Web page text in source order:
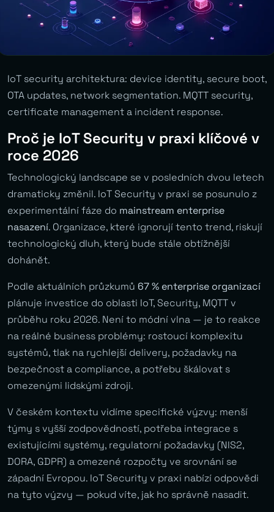
IoT security architektura: device identity, secure boot,
OTA updates, network segmentation. MQTT security,
certificate management a incident response.
Proč je IoT Security v praxi klíčové v
roce 2026
Technologický landscape se v posledních dvou letech
dramaticky změnil. IoT Security v praxi se posunulo z
experimentální fáze do mainstream enterprise
nasazení. Organizace, které ignorují tento trend, riskují
technologický dluh, který bude stále obtížnější
dohánět.
Podle aktuálních průzkumů 67 % enterprise organizací
plánuje investice do oblasti IoT, Security, MQTT v
průběhu roku 2026. Není to módní vlna — je to reakce
na reálné business problémy: rostoucí komplexitu
systémů, tlak na rychlejší delivery, požadavky na
bezpečnost a compliance, a potřebu škálovat s
omezenými lidskými zdroji.
V českém kontextu vidíme specifické výzvy: menší
týmy s vyšší zodpovědností, potřeba integrace s
existujícími systémy, regulatorní požadavky (NIS2,
DORA, GDPR) a omezené rozpočty ve srovnání se
západní Evropou. IoT Security v praxi nabízí odpovědi
na tyto výzvy — pokud víte, jak ho správně nasadit.